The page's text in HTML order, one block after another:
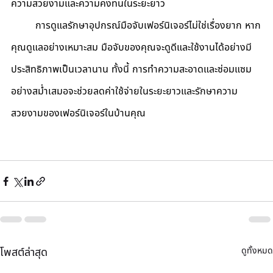
ความสวยงามและความคงทนในระยะยาว
	การดูแลรักษาอุปกรณ์
มือจับเฟอร์นิเจอร์ไม่ใช่เรื่องยาก หาก
คุณดูแลอย่างเหมาะสม มือจับของคุณจะดูดีและใช้งานได้อย่างมี
ประสิทธิภาพเป็นเวลานาน ทั้งนี้ การทำความสะอาดและซ่อมแซม
อย่างสม่ำเสมอจะช่วยลดค่าใช้จ่ายในระยะยาวและรักษาความ
สวยงามของเฟอร์นิเจอร์ในบ้านคุณ
โพสต์ล่าสุด ดูทั้งหมด